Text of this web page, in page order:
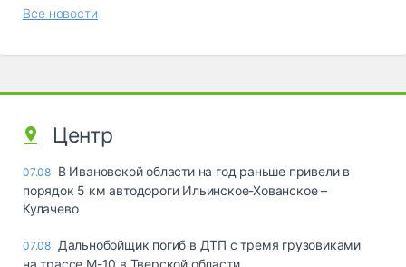
Все новости
Центр
07.08 В Ивановской области на год раньше привели в
порядок 5 км автодороги Ильинское-Хованское –
Кулачево
07.08 Дальнобойщик погиб в ДТП с тремя грузовиками
на трассе М-10 в Тверской области